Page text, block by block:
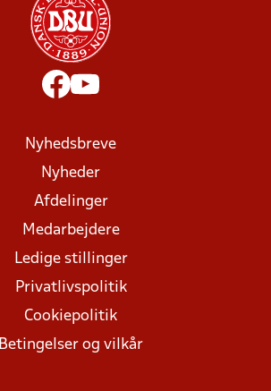
Nyhedsbreve
Nyheder
Afdelinger
Medarbejdere
Ledige stillinger
Privatlivspolitik
Cookiepolitik
Betingelser og vilkår